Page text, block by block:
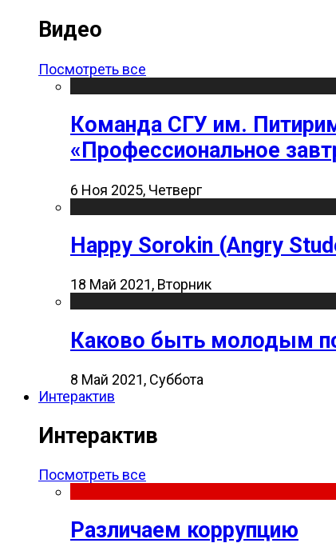
Видео
Посмотреть все
Команда СГУ им.
«Профессиональное
6 Ноя 2025, Четверг
Happy Sorokin (Angry
18 Май 2021, Вторник
Каково быть молодым
8 Май 2021, Суббота
Интерактив
Интерактив
Посмотреть все
Различаем коррупцию